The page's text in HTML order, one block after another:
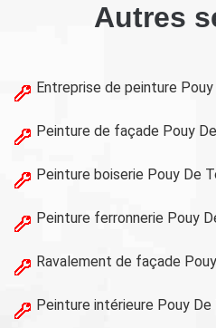
Autres
Entreprise de peinture
Peinture de façade Pouy
Peinture boiserie Pouy De
Peinture ferronnerie Pouy
Ravalement de façade
Peinture intérieure Pouy